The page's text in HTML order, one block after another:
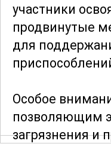
участники
продвинутые
для
Особое
позволяющим
загрязнения и